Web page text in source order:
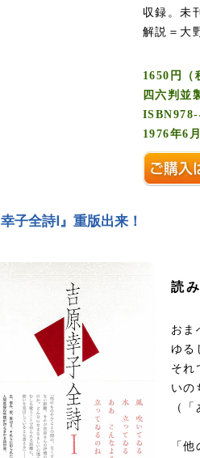
収録。未
解説＝大
1650円（
四六判並
1976年6
幸子全詩Ⅰ』重版出来！
読
おま
ゆる
そ
い
（
「